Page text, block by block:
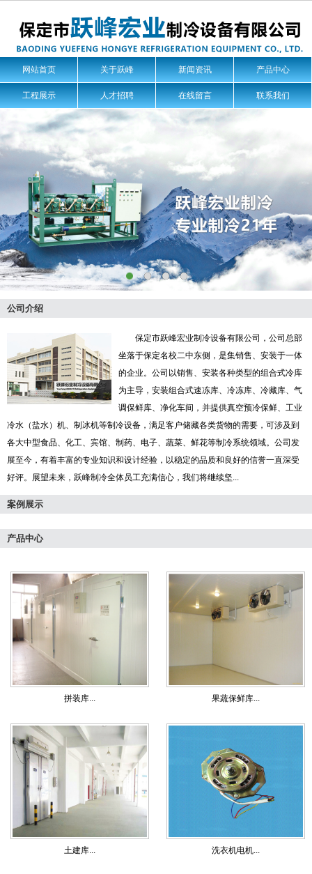
网站首页 关于跃峰 新闻资讯 产品中心
工程展示 人才招聘 在线留言 联系我们
公司介绍
保定市跃峰宏业制冷设备有限公司，公司总部
坐落于保定名校二中东侧，是集销售、安装于一体
的企业。公司以销售、安装各种类型的组合式冷库
为主导，安装组合式速冻库、冷冻库、冷藏库、气
调保鲜库、净化车间，并提供真空预冷保鲜、工业
冷水（盐水）机、制冰机等制冷设备，满足客户储藏各类货物的需要，可涉及到
各大中型食品、化工、宾馆、制药、电子、蔬菜、鲜花等制冷系统领域。公司发
展至今，有着丰富的专业知识和设计经验，以稳定的品质和良好的信誉一直深受
好评。展望未来，跃峰制冷全体员工充满信心，我们将继续坚...
案例展示
产品中心
拼装库... 果蔬保鲜库...
土建库... 洗衣机电机...